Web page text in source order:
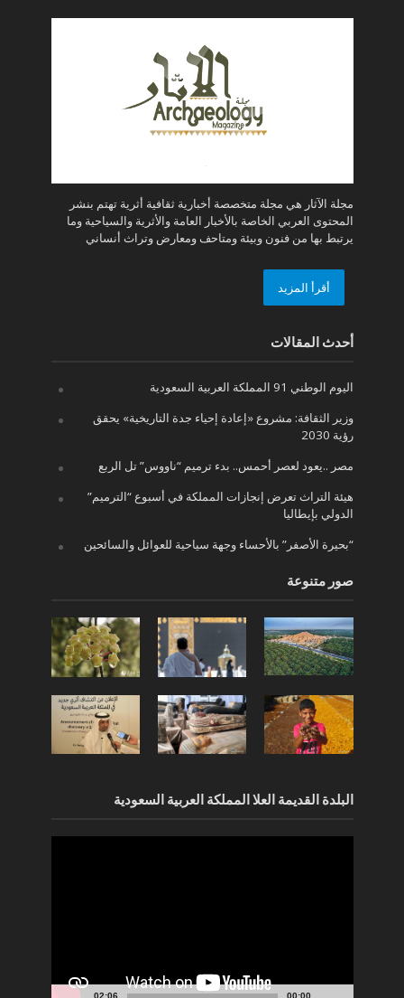
مجلة الآثار هي مجلة متخصصة أخبارية ثقافية أثرية تهتم بنشر
المحتوى العربي الخاصة بالأخبار العامة والأثرية والسياحية وما
يرتبط بها من فنون وبيئة ومتاحف ومعارض وتراث أنساني
أقرأ المزيد
أحدث المقالات
اليوم الوطني 91 المملكة العربية السعودية
وزير الثقافة: مشروع «إعادة إحياء جدة التاريخية» يحقق
رؤية 2030
مصر ..يعود لعصر أحمس.. بدء ترميم “ناووس” تل الربع
هيئة التراث تعرض إنجازات المملكة في أسبوع “الترميم”
الدولي بإيطاليا
“بحيرة الأصفر” بالأحساء وجهة سياحية للعوائل والسائحين
صور متنوعة
البلدة القديمة العلا المملكة العربية السعودية
00:00
02:06